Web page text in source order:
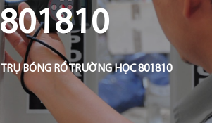
801810
TRỤ BÓNG RỔ TRƯỜNG HỌC 801810